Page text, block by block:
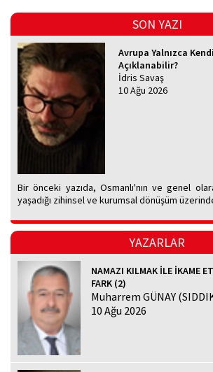
SON YAZI
Avrupa Yalnızca
Açıklanabilir?
İdris Savaş
10 Ağu 2026
Bir önceki yazıda, Osmanlı'nın ve genel
yaşadığı zihinsel ve kurumsal dönüşüm
YAZARLAR
NAMAZI KILMAK İLE İKAME
FARK (2)
Muharrem GÜNAY
10 Ağu 2026